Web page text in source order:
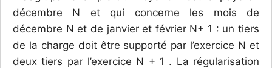
décembre N et qui concerne les mois de
décembre N et de janvier et février N+ 1 : un tiers
de la charge doit être supporté par l’exercice N et
deux tiers par l’exercice N + 1 . La régularisation